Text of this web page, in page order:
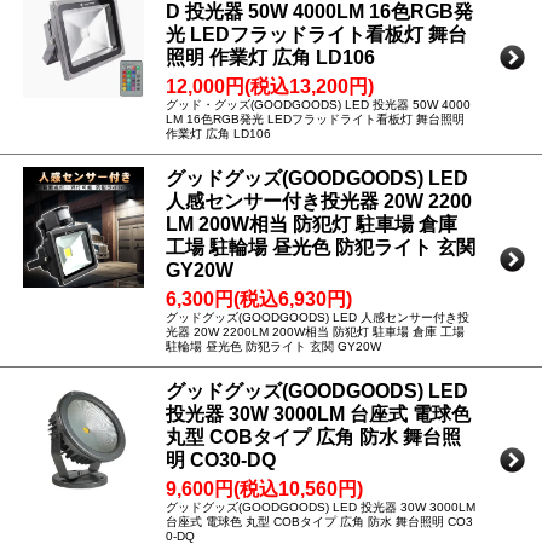
D 投光器 50W 4000LM 16色RGB発
光 LEDフラッドライト看板灯 舞台
照明 作業灯 広角 LD106
12,000円(税込13,200円)
グッド・グッズ(GOODGOODS) LED 投光器 50W 4000
LM 16色RGB発光 LEDフラッドライト看板灯 舞台照明
作業灯 広角 LD106
グッドグッズ(GOODGOODS) LED
人感センサー付き投光器 20W 2200
LM 200W相当 防犯灯 駐車場 倉庫
工場 駐輪場 昼光色 防犯ライト 玄関
GY20W
6,300円(税込6,930円)
グッドグッズ(GOODGOODS) LED 人感センサー付き投
光器 20W 2200LM 200W相当 防犯灯 駐車場 倉庫 工場
駐輪場 昼光色 防犯ライト 玄関 GY20W
グッドグッズ(GOODGOODS) LED
投光器 30W 3000LM 台座式 電球色
丸型 COBタイプ 広角 防水 舞台照
明 CO30-DQ
9,600円(税込10,560円)
グッドグッズ(GOODGOODS) LED 投光器 30W 3000LM
台座式 電球色 丸型 COBタイプ 広角 防水 舞台照明 CO3
0-DQ